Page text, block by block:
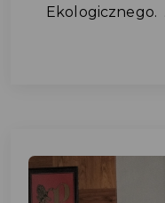
Ekologicznego.